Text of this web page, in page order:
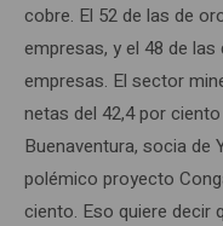
cobre. El 52 de las de
empresas, y el 48 de
empresas. El sector
netas del 42,4 por
Buenaventura, socia de
polémico proyecto
ciento. Eso quiere decir